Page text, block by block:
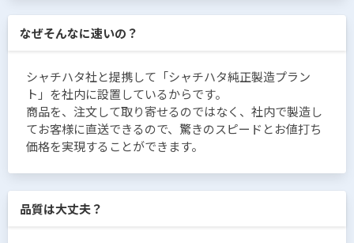
なぜそんなに速いの？
シャチハタ社と提携して「シャチハタ純正製造プラン
ト」を社内に設置しているからです。
商品を、注文して取り寄せるのではなく、社内で製造し
てお客様に直送できるので、驚きのスピードとお値打ち
価格を実現することができます。
品質は大丈夫？